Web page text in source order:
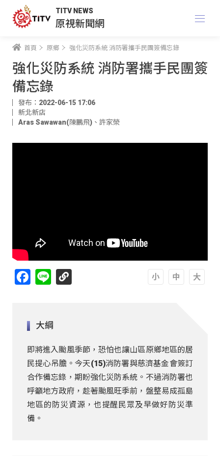
TITV NEWS
原視新聞網
首頁 原鄉 強化災防系統 消防署攜手民團簽備忘錄
強化災防系統 消防署攜手民團簽
備忘錄
發布：2022-06-15 17:06
新北新店
Aras Sawawan(陳鵬飛) 、 許家榮
Facebook
Line
大綱
即將進入颱風季節，恐怕也讓山區原鄉地區的居
民提心吊膽。今天(15)消防署與慈濟基金會簽訂
合作備忘錄，期盼強化災防系統。不過消防署也
呼籲地方政府，趁著颱風旺季前，盤整易成孤島
地區的防災資源，也提醒民眾及早做好防災準
備。